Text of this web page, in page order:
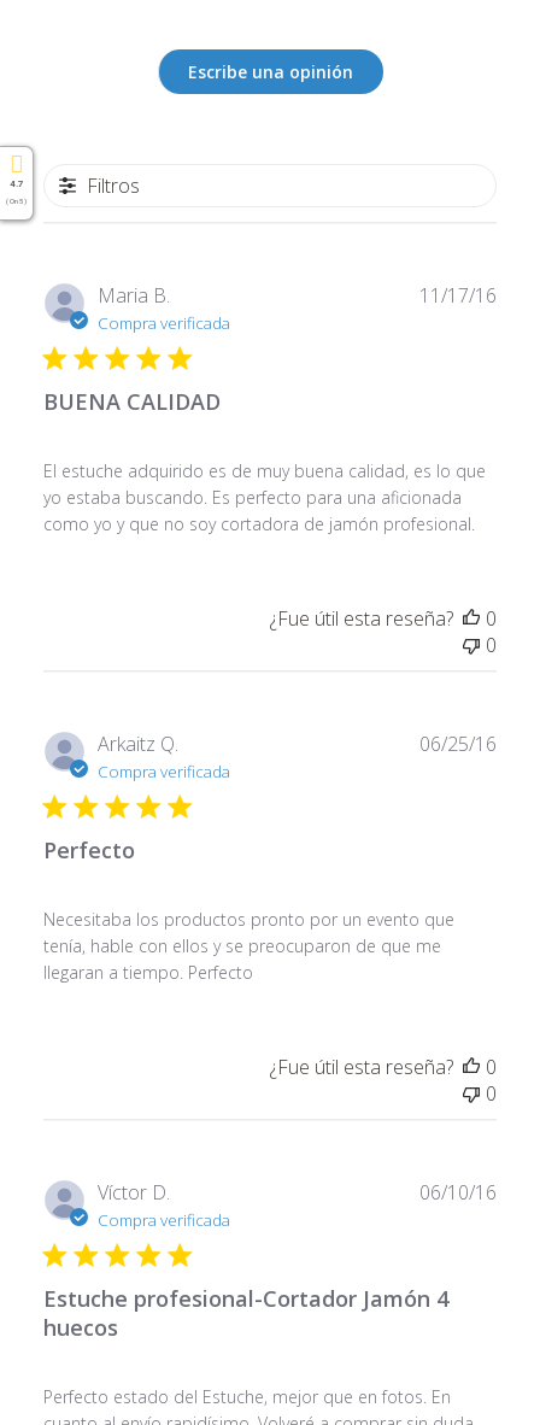
Escribe una opinión
Filtros
Maria B.
Compra verificada
BUENA CALIDAD
El estuche adquirido es de muy buena calidad, es lo que
yo estaba buscando. Es perfecto para una aficionada
como yo y que no soy cortadora de jamón profesional.
11/17/16
¿Fue útil esta reseña?
0
0
Arkaitz Q.
Compra verificada
Perfecto
Necesitaba los productos pronto por un evento que
tenía, hable con ellos y se preocuparon de que me
llegaran a tiempo. Perfecto
06/25/16
¿Fue útil esta reseña?
0
0
Víctor D.
Compra verificada
Estuche profesional-Cortador Jamón 4
huecos
Perfecto estado del Estuche, mejor que en fotos. En
06/10/16
4.7
( On 5 )